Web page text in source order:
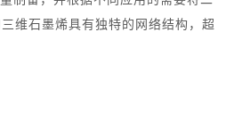
维石墨烯具有独特的网络结构，超